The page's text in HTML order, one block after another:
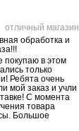
отличный магазин
обработка и
покупаю в этом
только
Ребята очень
мой заказ и учли
С момента
товара
Большое